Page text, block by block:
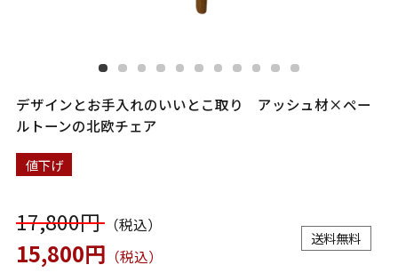
デザインとお手入れのいいとこ取り アッシュ材×ペー
ルトーンの北欧チェア
値下げ
17,800円（税込）
15,800円 （税込）
送料無料